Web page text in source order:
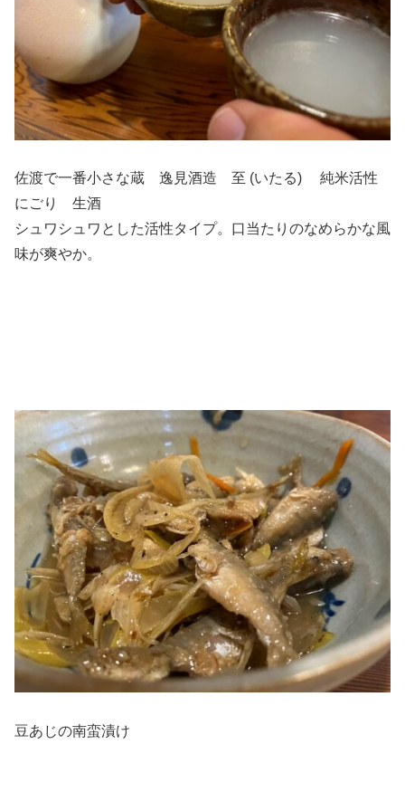
佐渡で一番小さな蔵 逸見酒造 至 (いたる) 純米活性
にごり 生酒
シュワシュワとした活性タイプ。口当たりのなめらかな風
味が爽やか。
豆あじの南蛮漬け